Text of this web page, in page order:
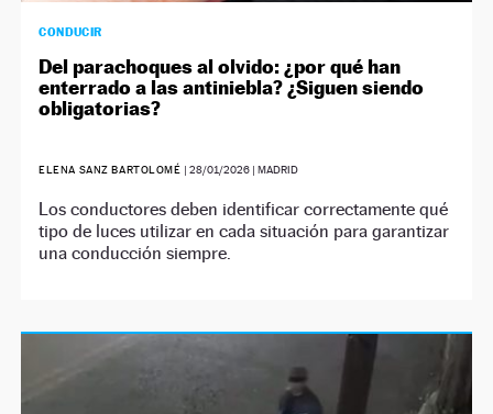
CONDUCIR
Del parachoques al olvido: ¿por qué han
enterrado a las antiniebla? ¿Siguen siendo
obligatorias?
ELENA SANZ BARTOLOMÉ | 28/01/2026| MADRID
Los conductores deben identificar correctamente qué
tipo de luces utilizar en cada situación para garantizar
una conducción siempre.